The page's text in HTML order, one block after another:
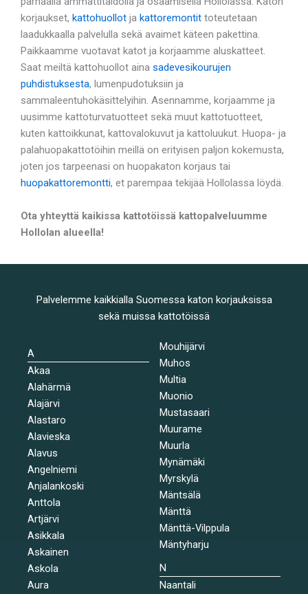
korjaukset, kattohuollot ja kattoremontit toteutetaan
laadukkaalla palvelulla sekä avaimet käteen pakettina.
Paikkaamme vuotavat katot ja korjaamme aluskatteet.
Saat meiltä kattohuollot aina sadevesikourujen
puhdistuksesta, lumenpudotuksiin ja
sammaleentuhokäsittelyihin. Asennamme, korjaamme ja
uusimme kattoturvatuotteet sekä muut kattotuotteet,
kuten kattoikkunat, kattovalokuvut ja kattoluukut. Huopa- ja
palahuopakattotöihin meillä on erityisen paljon kokemusta,
joten jos tarpeenasi on huopakaton korjaus tai
huopakattoremontti, et parempaa tekijää Hollolassa löydä.
Ota yhteyttä kaikissa kattotöissä kattopalveluumme
Hollolan alueella!
Palvelemme kaikkialla Suomessa katon korjauksissa
sekä muissa kattotöissä
A
Akaa
Alahärmä
Alajärvi
Alastaro
Alavieska
Alavus
Angelniemi
Anjalankoski
Anttola
Artjärvi
Asikkala
Askainen
Askola
Aura
Mouhijärvi
Muhos
Multia
Muonio
Mustasaari
Muurame
Muurla
Mynämäki
Myrskylä
Mäntsälä
Mänttä
Mänttä-Vilppula
Mäntyharju
N
Naantali